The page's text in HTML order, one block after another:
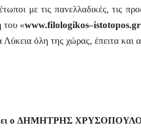
με τις πανελλαδικές, τις
του «www.filologikos–istotopos.gr
Λύκεια όλη της χώρας, έπειτα
ο ΔΗΜΗΤΡΗΣ